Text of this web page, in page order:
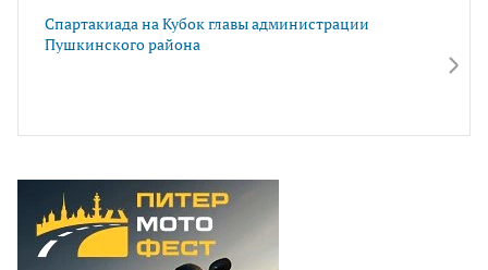
Спартакиада на Кубок главы администрации
Пушкинского района